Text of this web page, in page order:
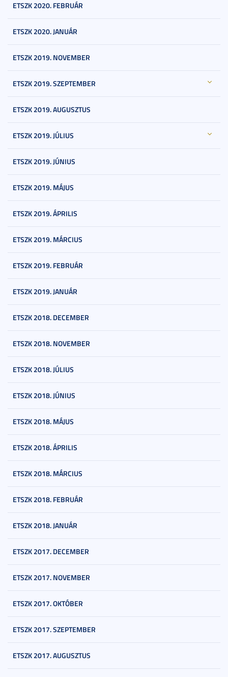
ETSZK 2020. FEBRUÁR
ETSZK 2020. JANUÁR
ETSZK 2019. NOVEMBER
ETSZK 2019. SZEPTEMBER
ETSZK 2019. AUGUSZTUS
ETSZK 2019. JÚLIUS
ETSZK 2019. JÚNIUS
ETSZK 2019. MÁJUS
ETSZK 2019. ÁPRILIS
ETSZK 2019. MÁRCIUS
ETSZK 2019. FEBRUÁR
ETSZK 2019. JANUÁR
ETSZK 2018. DECEMBER
ETSZK 2018. NOVEMBER
ETSZK 2018. JÚLIUS
ETSZK 2018. JÚNIUS
ETSZK 2018. MÁJUS
ETSZK 2018. ÁPRILIS
ETSZK 2018. MÁRCIUS
ETSZK 2018. FEBRUÁR
ETSZK 2018. JANUÁR
ETSZK 2017. DECEMBER
ETSZK 2017. NOVEMBER
ETSZK 2017. OKTÓBER
ETSZK 2017. SZEPTEMBER
ETSZK 2017. AUGUSZTUS